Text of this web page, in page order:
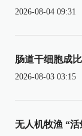
2026-08-04 09:31
肠道干细胞成
2026-08-03 03:15
无人机牧渔 “